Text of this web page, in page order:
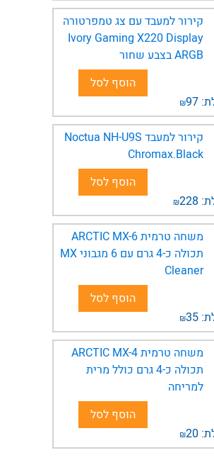
קירור למעבד עם צג טמפרטורה
Ivory Gaming X220 Display
ARGB בצבע שחור
97
₪
הוסף לסל
קירור למעבד Noctua NH-U9S
Chromax.Black
228
₪
הוסף לסל
משחה טרמית ARCTIC MX-6
תכולה כ-4 גרם עם 6 מגבוני MX
Cleaner
35
₪
הוסף לסל
משחה טרמית ARCTIC MX-4
תכולה כ-4 גרם כולל מרית
למריחה
20
₪
הוסף לסל